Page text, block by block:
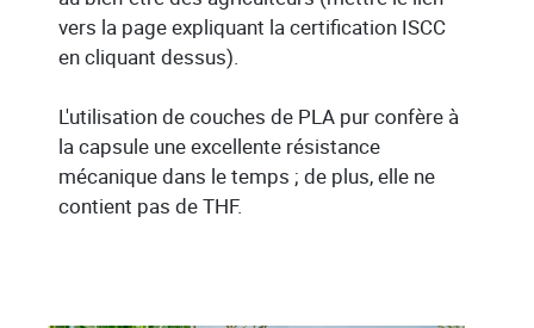
vers la page expliquant la certification ISCC
en cliquant dessus).
L'utilisation de couches de PLA pur confère à
la capsule une excellente résistance
mécanique dans le temps ; de plus, elle ne
contient pas de THF.